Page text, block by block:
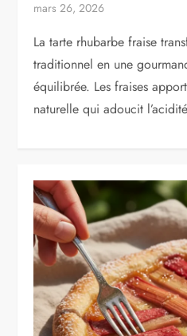
mars 26, 2026
La tarte rhubarbe fraise
traditionnel en une
équilibrée. Les fraises
naturelle qui adoucit